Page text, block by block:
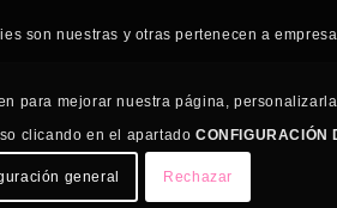
son nuestras y otras pertenecen a
para mejorar nuestra página,
clicando en el apartadoCONFIGURACIÓN
general Rechazar